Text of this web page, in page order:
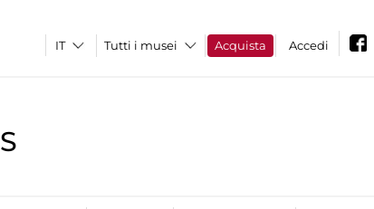
Tutti i musei Acquista Accedi